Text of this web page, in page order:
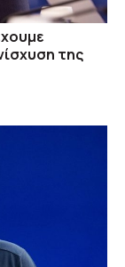
της